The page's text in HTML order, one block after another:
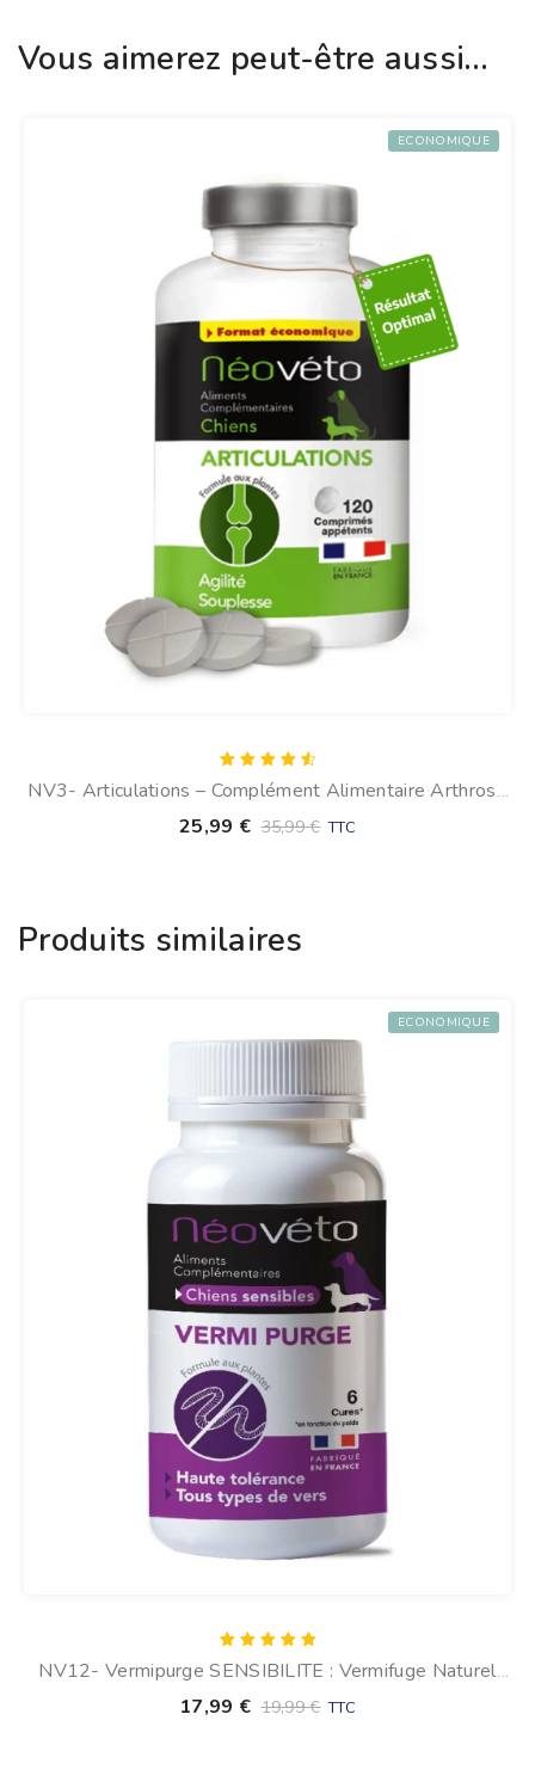
Vous aimerez peut-être aussi…
ECONOMIQUE
Note
4.67
NV3- Articulations – Complément Alimentaire Arthrose
Du Chien (120 Comprimés)
25,99 € 35,99€ TTC
Produits similaires
ECONOMIQUE
5.00
NV12- Vermipurge SENSIBILITE : Vermifuge Naturel
Pour Chiens Sensibles
17,99 € 19,99€ TTC